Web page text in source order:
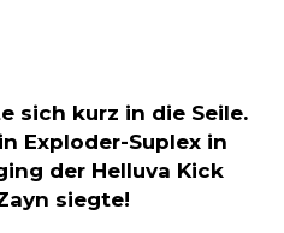
sich kurz in die Seile.
Exploder-Suplex in
der Helluva Kick
siegte!